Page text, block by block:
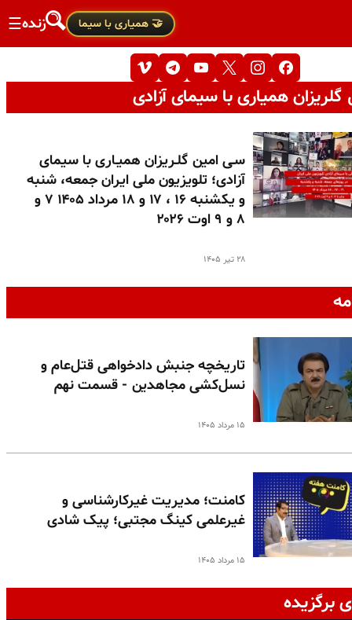
🤝 همیاری با سیما زنده☰
همیاری با سیمای آزادی
سـی امین گلـریزان همیـاری با سیمای
آزادی؛ تلویزیون ملی ایران جمعه، شنبه
و یکشنبه ۱۶ ، ۱۷ و ۱۸ مرداد ۱۴۰۵ ۷ و
۸ و ۹ اوت ۲۰۲۶
۲۸ تیر ۱۴۰۵
تاریخچه جنبش دادخواهی قتل‌عام و
نسل‌کشی مجاهدین - قسمت نهم
۱۵ مرداد ۱۴۰۵
کامنت؛ مدیریت غیرکارشناسی و
غیرعلمی کینگ مجتبی؛ پیک شادی
۱۵ مرداد ۱۴۰۵
برگزیده